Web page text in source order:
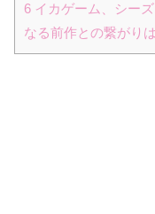
6 イカゲーム、シー
なる前作との繋がり